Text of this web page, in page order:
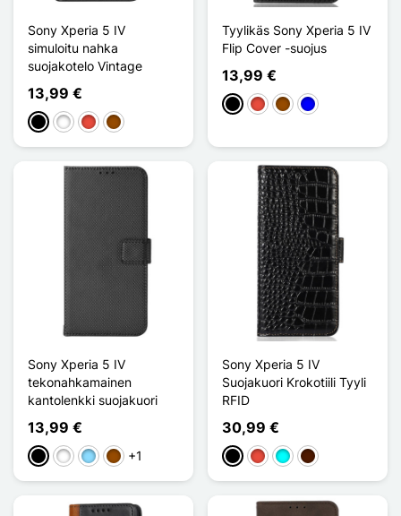
Sony Xperia 5 IV
simuloitu nahka
suojakotelo Vintage
13,99 €
MustaValkoinen
Punainen
Ruskea
Tyylikäs Sony Xperia 5 IV
Flip Cover -suojus
13,99 €
MustaPunainen
RuskeaSininen
Sony Xperia 5 IV
tekonahkamainen
kantolenkki suojakuori
13,99 €
MustaValkoinenBleu Clair
Ruskea
+1
Sony Xperia 5 IV
Suojakuori Krokotiili Tyyli
RFID
30,99 €
MustaPunainen
CyanMarron Foncé